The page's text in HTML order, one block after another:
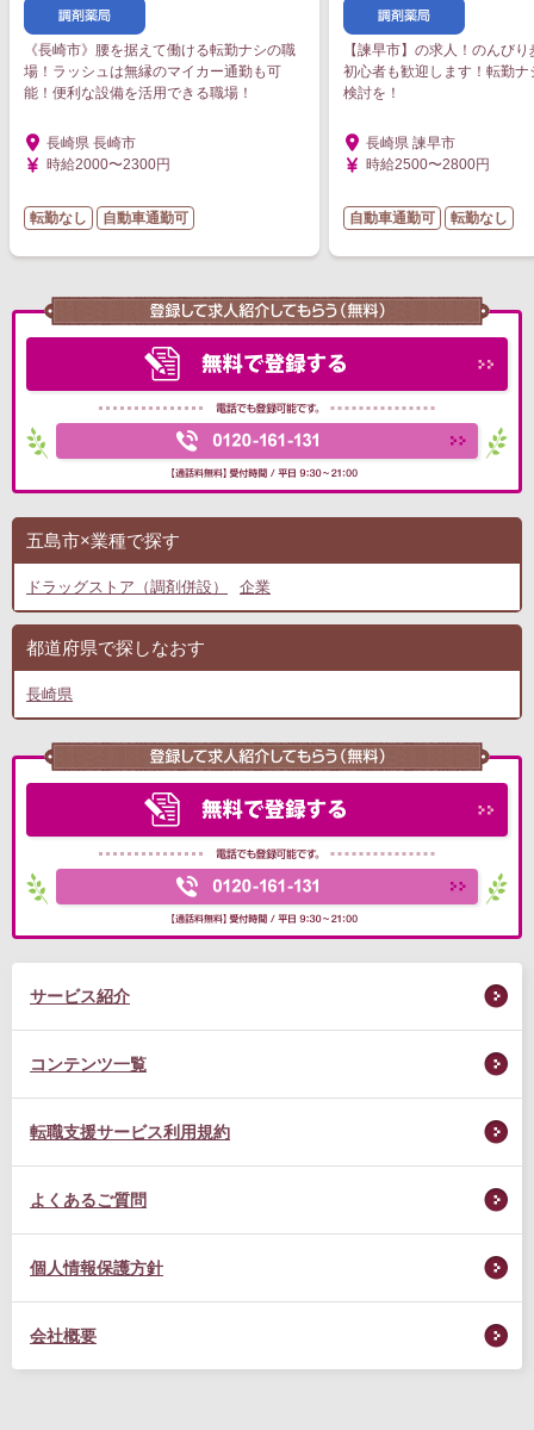
《長崎市》腰を据えて働ける転勤ナシの職
場！ラッシュは無縁のマイカー通勤も可
能！便利な設備を活用できる職場！
長崎県 長崎市
時給2000〜2300円
転勤なし 自動車通勤可
【諫早市】の求人！のんび
初心者も歓迎します！転勤ナ
検討を！
長崎県 諫早市
時給2500〜2800円
自動車通勤可 転勤なし
五島市×業種で探す
ドラッグストア（調剤併設） 企業
都道府県で探しなおす
長崎県
サービス紹介
コンテンツ一覧
転職支援サービス利用規約
よくあるご質問
個人情報保護方針
会社概要